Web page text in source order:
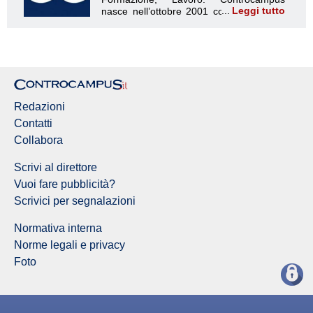
Leggi tutto
Redazioni
Contatti
Collabora
Scrivi al direttore
Vuoi fare pubblicità?
Scrivici per segnalazioni
Normativa interna
Norme legali e privacy
Foto